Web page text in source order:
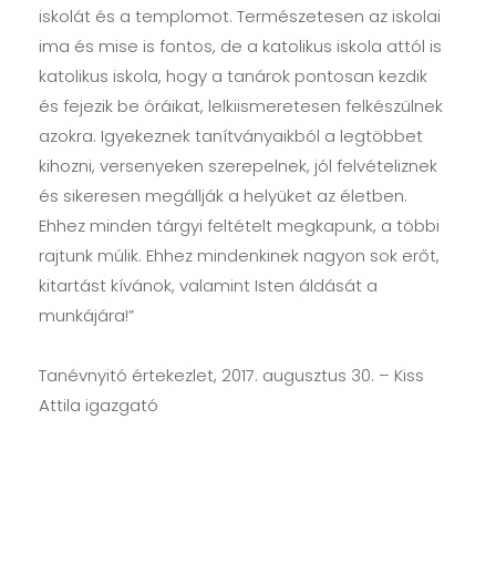
iskolát és a templomot. Természetesen az iskolai
ima és mise is fontos, de a katolikus iskola attól is
katolikus iskola, hogy a tanárok pontosan kezdik
és fejezik be óráikat, lelkiismeretesen felkészülnek
azokra. Igyekeznek tanítványaikból a legtöbbet
kihozni, versenyeken szerepelnek, jól felvételiznek
és sikeresen megállják a helyüket az életben.
Ehhez minden tárgyi feltételt megkapunk, a többi
rajtunk múlik. Ehhez mindenkinek nagyon sok erőt,
kitartást kívánok, valamint Isten áldását a
munkájára!”
Tanévnyitó értekezlet, 2017. augusztus 30. – Kiss
Attila igazgató